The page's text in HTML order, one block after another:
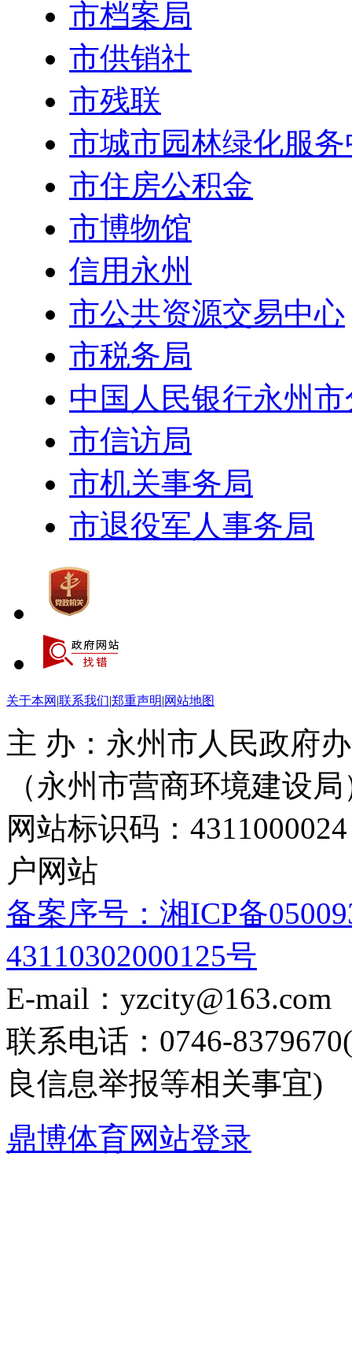
市档案局
市供销社
市残联
市城市园林绿化服
市住房公积金
市博物馆
信用永州
市公共资源交易中心
市税务局
中国人民银行永州
市信访局
市机关事务局
市退役军人事务局
关于本网 |联系我们|郑重声明|网站地图
主 办：永州市人民政府
（永州市营商环境建设局
网站标识码：
户网站
备案序号：湘ICP备
43110302000125号
E-mail：yzcity@163.com
联系电话：0746-
良信息举报等相关事宜)
鼎博体育网站登录